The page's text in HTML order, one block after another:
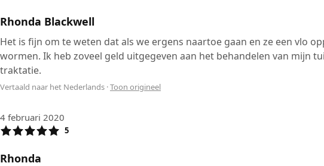
Rhonda Blackwell
Het is fijn om te weten dat als we ergens naartoe gaan en ze een vlo
wormen. Ik heb zoveel geld uitgegeven aan het behandelen van mijn
traktatie.
Vertaald naar het Nederlands ·Toon origineel
4 februari 2020
5
Rhonda